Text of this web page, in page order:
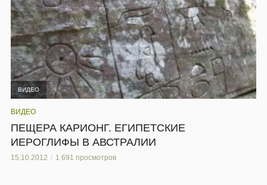
ВИДЕО
ВИДЕО
ПЕЩЕРА КАРИОНГ. ЕГИПЕТСКИЕ
ИЕРОГЛИФЫ В АВСТРАЛИИ
15.10.2012 1 691 просмотров